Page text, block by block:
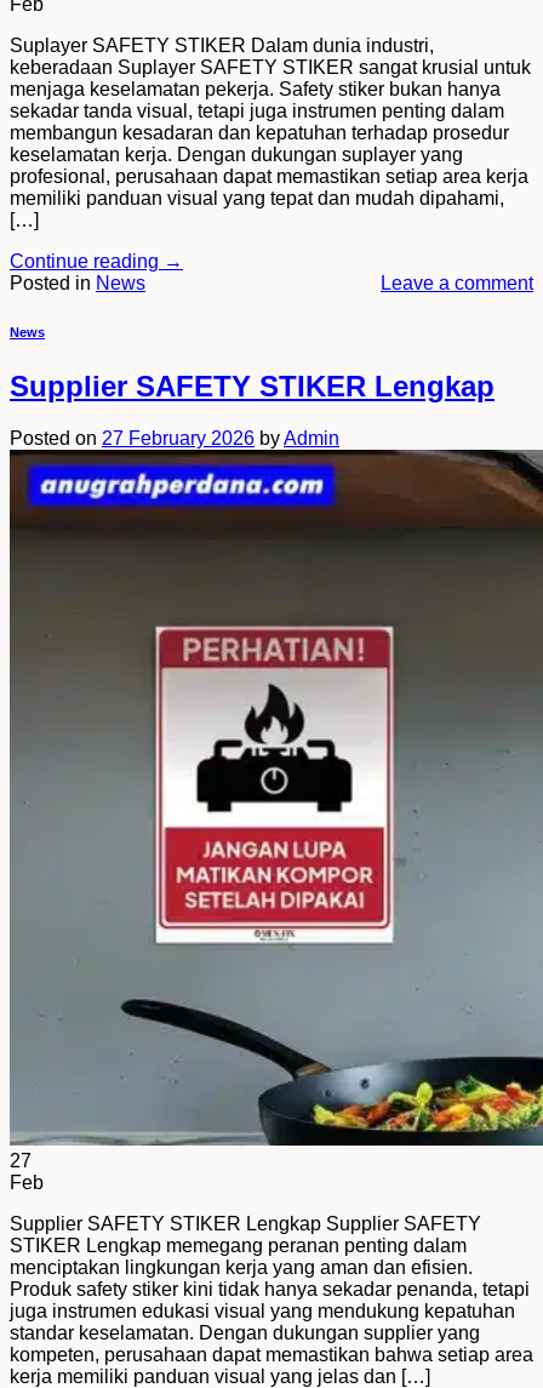
Feb
Suplayer SAFETY STIKER Dalam dunia industri,
keberadaan Suplayer SAFETY STIKER sangat krusial untuk
menjaga keselamatan pekerja. Safety stiker bukan hanya
sekadar tanda visual, tetapi juga instrumen penting dalam
membangun kesadaran dan kepatuhan terhadap prosedur
keselamatan kerja. Dengan dukungan suplayer yang
profesional, perusahaan dapat memastikan setiap area kerja
memiliki panduan visual yang tepat dan mudah dipahami,
[…]
Continue reading →
Posted in News Leave a comment
News
Supplier SAFETY STIKER Lengkap
Posted on 27 February 2026 byAdmin
27
Feb
Supplier SAFETY STIKER Lengkap Supplier SAFETY
STIKER Lengkap memegang peranan penting dalam
menciptakan lingkungan kerja yang aman dan efisien.
Produk safety stiker kini tidak hanya sekadar penanda, tetapi
juga instrumen edukasi visual yang mendukung kepatuhan
standar keselamatan. Dengan dukungan supplier yang
kompeten, perusahaan dapat memastikan bahwa setiap area
kerja memiliki panduan visual yang jelas dan […]